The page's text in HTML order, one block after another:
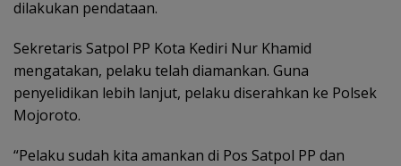
dilakukan pendataan.
Sekretaris Satpol PP Kota Kediri Nur Khamid
mengatakan, pelaku telah diamankan. Guna
penyelidikan lebih lanjut, pelaku diserahkan ke Polsek
Mojoroto.
“Pelaku sudah kita amankan di Pos Satpol PP dan